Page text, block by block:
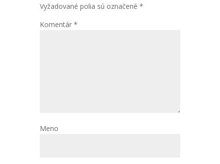
Vyžadované polia sú označené *
Komentár *
Meno